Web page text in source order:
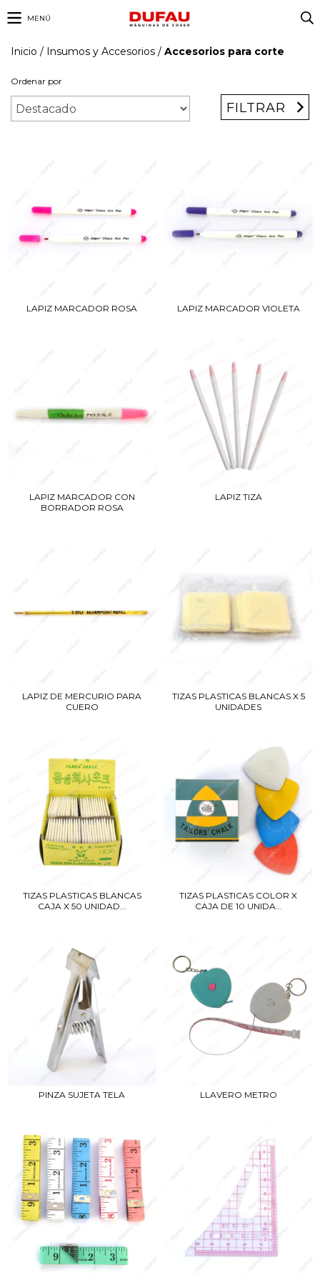
MENÚ
Inicio / Insumos y Accesorios / Accesorios para corte
Ordenar por
FILTRAR
LAPIZ MARCADOR ROSA LAPIZ MARCADOR VIOLETA
LAPIZ MARCADOR CON
BORRADOR ROSA
LAPIZ TIZA
LAPIZ DE MERCURIO PARA
CUERO
TIZAS PLASTICAS BLANCAS X 5
UNIDADES
TIZAS PLASTICAS BLANCAS
CAJA X 50 UNIDAD...
TIZAS PLASTICAS COLOR X
CAJA DE 10 UNIDA...
PINZA SUJETA TELA LLAVERO METRO